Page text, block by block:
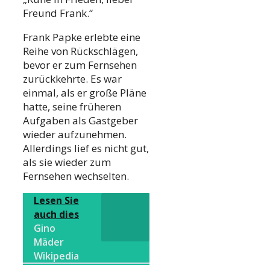
Freund Frank.“
Frank Papke erlebte eine
Reihe von Rückschlägen,
bevor er zum Fernsehen
zurückkehrte. Es war
einmal, als er große Pläne
hatte, seine früheren
Aufgaben als Gastgeber
wieder aufzunehmen.
Allerdings lief es nicht gut,
als sie wieder zum
Fernsehen wechselten.
Lesen Sie
auch dies
Gino
Mäder
Wikipedia